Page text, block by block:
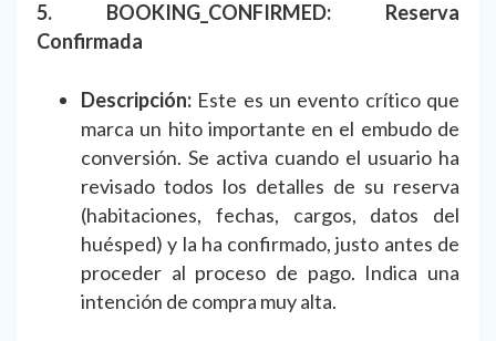
5. BOOKING_CONFIRMED: Reserva
Confirmada
Descripción: Este es un evento crítico que
marca un hito importante en el embudo de
conversión. Se activa cuando el usuario ha
revisado todos los detalles de su reserva
(habitaciones, fechas, cargos, datos del
huésped) y la ha confirmado, justo antes de
proceder al proceso de pago. Indica una
intención de compra muy alta.